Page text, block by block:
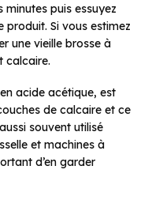
minutes puis essuyez
Si vous estimez
une vieille brosse à
calcaire.
acide acétique, est
de calcaire et ce
souvent utilisé
et machines à
d’en garder